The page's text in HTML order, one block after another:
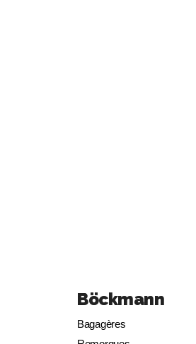
Böckmann
Bagagères